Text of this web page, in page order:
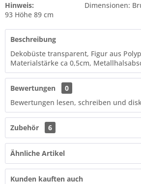
Hinweis:
Dimensionen:
93 Höhe 89 cm
Beschreibung
Dekobüste transparent, Figur aus
Materialstärke ca 0,5cm,
Bewertungen
0
Bewertungen lesen, schreiben und
Zubehör 6
Ähnliche Artikel
Kunden kauften auch